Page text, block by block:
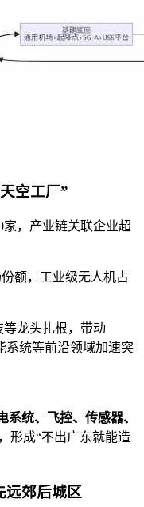
空工厂”
，产业链关联企业超
额，工业级无人机占
龙头扎根，带动
系统等前沿领域加速突
系统、飞控、传感器、
形成“不出广东就能造
远郊后城区